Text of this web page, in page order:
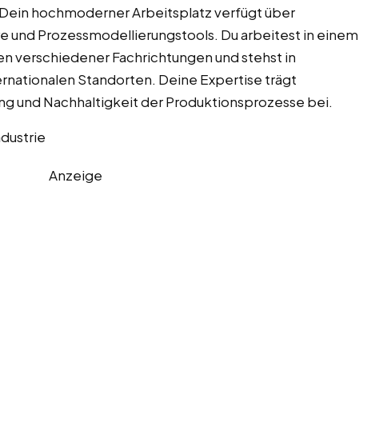
hochmoderner Arbeitsplatz verfügt über
und Prozessmodellierungstools. Du arbeitest in einem
verschiedener Fachrichtungen und stehst in
Standorten. Deine Expertise trägt
und Nachhaltigkeit der Produktionsprozesse bei.
Anzeige